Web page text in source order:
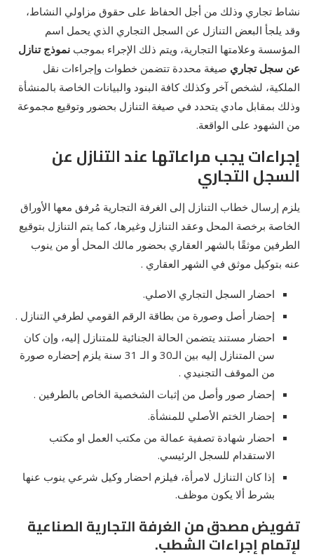
نشاط تجاري وذلك من أجل الحفاظ على حقوق مزاولي النشاط،
وقد يلجأ البعض التنازل عن السجل التجاري الذي يحمل اسم
المؤسسة وعلامتها التجارية، ويتم ذلك الإجراء بموجب نموذج تنازل
عن سجل تجاري صيغة محددة تتضمن خطوات وإجراءات نقل
الملكية، لشخص آخر وكذلك كافة البنود والبيانات الخاصة بالمنشأة
وذلك بمقابل مادي يتحدد في صيغة التنازل بحضور وتوقيع مجموعة
من الشهود على الواقعة.
إجراءات يجب مراعاتها عند التنازل عن
السجل التجاري
يلزم إرسال خطاب التنازل إلى الغرفة التجارية مُرفق معها الأوراق
الخاصة برخصة المحل وعقد التنازل وغيرها، كما يتم التنازل بتوقيع
الطرفين موثقًا بالشهر العقاري بحضور مالك المحل أو من ينوب
عنه بتوكيل موثق في الشهر العقاري .
احضار السجل التجاري الاصلي.
إحضار أصل وصورة من بطاقة الرقم القومي لطرفي التنازل .
احضار مستند يتضمن الحالة الجنائية للمتنازل إليه، وإن كان
سن المتنازل إليه بين الـ30 و الـ 31 سنة يلزم إحضاره صورة
من الموقف التجنيدي .
إحضار صور وأصل من إثبات الشخصية الخاص بالطرفين .
إحضار الختم الأصلي للمنشأة.
احضار شهادة تصفية عمالة من مكتب العمل او مكتب
الاستقدام للسجل الرئيسي.
إذا كان التنازل لامرأة، فيلزم احضار وكيل شرعي ينوب عنها
بشرط ألا يكون موظف.
تفويض مصدق من الغرفة التجارية الصناعية
لإتمام إجراءات الشطب.